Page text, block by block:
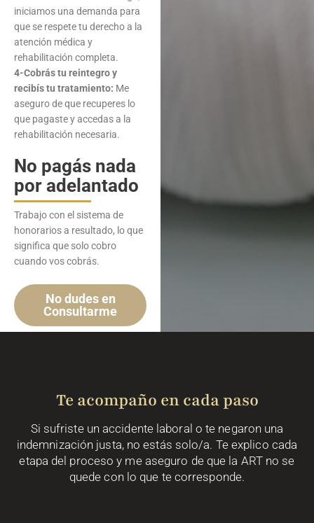
iniciamos una demanda para
que se respete tu derecho a la
atención médica y
rehabilitación completa.
4-Cobrás tu reintegro y
recibís tu tratamiento: Me
aseguro de que recuperes lo
que pagaste y accedas a la
rehabilitación necesaria.
No pagás nada
por adelantado
Trabajo con el sistema de
honorarios a resultado, lo que
significa que solo cobro
cuando vos cobrás.
No dudes en
Consultarme
Te acompaño en cada paso
Si sufriste un accidente laboral o te negaron una
indemnización justa, no estás solo/a. Te explico cada
etapa del proceso y me aseguro de que la ART no se
quede con lo que te corresponde.